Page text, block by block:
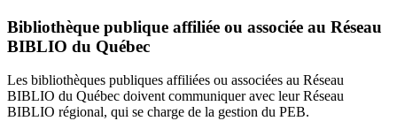
Bibliothèque publique affiliée ou associée au Réseau
BIBLIO du Québec
Les bibliothèques publiques affiliées ou associées au Réseau
BIBLIO du Québec doivent communiquer avec leur Réseau
BIBLIO régional, qui se charge de la gestion du PEB.